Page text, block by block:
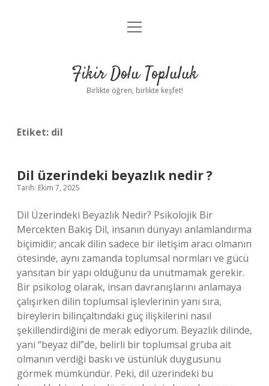
Anasayfa
Yasal Uyarı
menüyü
Fikir Dolu Topluluk
Birlikte öğren, birlikte keşfet!
Etiket: dil
Dil üzerindeki beyazlık nedir ?
Tarih: Ekim 7, 2025
Dil Üzerindeki Beyazlık Nedir? Psikolojik Bir
Mercekten Bakış Dil, insanın dünyayı anlamlandırma
biçimidir; ancak dilin sadece bir iletişim aracı olmanın
ötesinde, aynı zamanda toplumsal normları ve gücü
yansıtan bir yapı olduğunu da unutmamak gerekir.
Bir psikolog olarak, insan davranışlarını anlamaya
çalışırken dilin toplumsal işlevlerinin yanı sıra,
bireylerin bilinçaltındaki güç ilişkilerini nasıl
şekillendirdiğini de merak ediyorum. Beyazlık dilinde,
yani “beyaz dil”de, belirli bir toplumsal gruba ait
olmanın verdiği baskı ve üstünlük duygusunu
görmek mümkündür. Peki, dil üzerindeki bu